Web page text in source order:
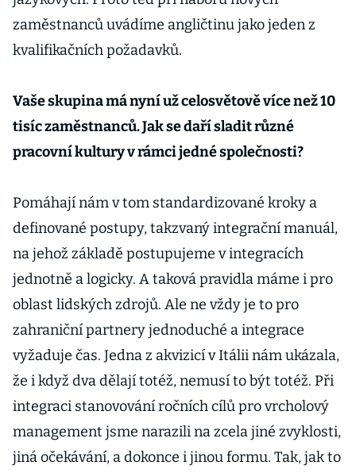
zaměstnanců uvádíme angličtinu jako jeden z
kvalifikačních požadavků.
Vaše skupina má nyní už celosvětově více než 10
tisíc zaměstnanců. Jak se daří sladit různé
pracovní kultury v rámci jedné společnosti?
Pomáhají nám v tom standardizované kroky a
definované postupy, takzvaný integrační manuál,
na jehož základě postupujeme v integracích
jednotně a logicky. A taková pravidla máme i pro
oblast lidských zdrojů. Ale ne vždy je to pro
zahraniční partnery jednoduché a integrace
vyžaduje čas. Jedna z akvizicí v Itálii nám ukázala,
že i když dva dělají totéž, nemusí to být totéž. Při
integraci stanovování ročních cílů pro vrcholový
management jsme narazili na zcela jiné zvyklosti,
jiná očekávání, a dokonce i jinou formu. Tak, jak to